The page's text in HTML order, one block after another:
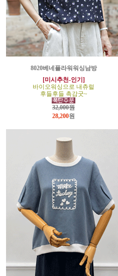
8020베네플라워워싱남방
[미시추천-인기]
바이오워싱으로 내츄럴
후들후들 촉감굿~
32,000원
28,200원